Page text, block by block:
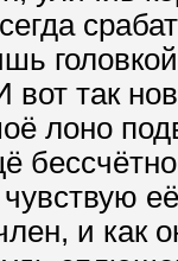
так
лоно
и